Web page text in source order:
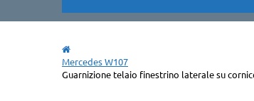
Mercedes W107
Guarnizione telaio finestrino laterale su